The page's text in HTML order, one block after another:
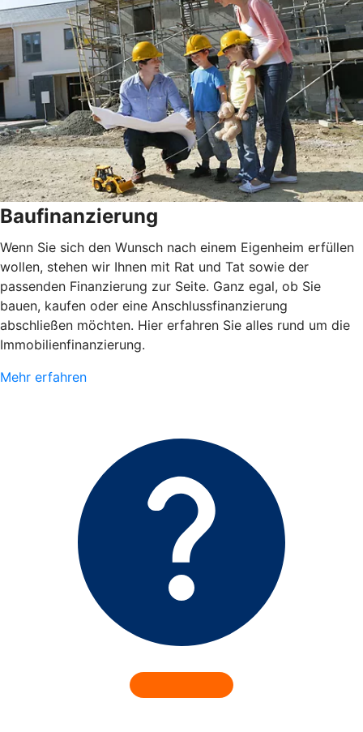
Baufinanzierung
Wenn Sie sich den Wunsch nach einem Eigenheim erfüllen
wollen, stehen wir Ihnen mit Rat und Tat sowie der
passenden Finanzierung zur Seite. Ganz egal, ob Sie
bauen, kaufen oder eine Anschlussfinanzierung
abschließen möchten. Hier erfahren Sie alles rund um die
Immobilienfinanzierung.
Mehr erfahren